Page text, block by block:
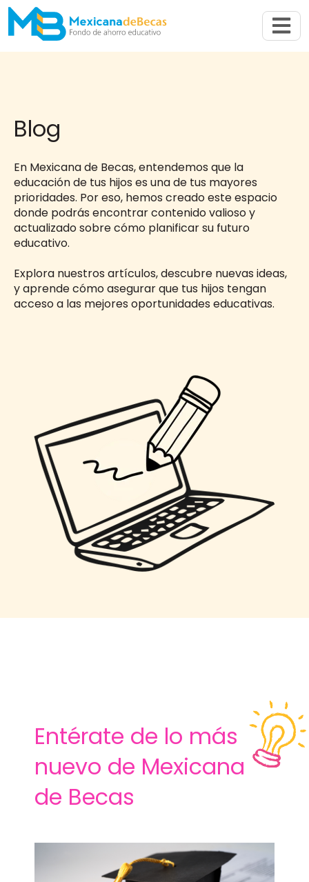
Abrir
Blog
En Mexicana de Becas, entendemos que la
educación de tus hijos es una de tus mayores
prioridades. Por eso, hemos creado este espacio
donde podrás encontrar contenido valioso y
actualizado sobre cómo planificar su futuro
educativo.
Explora nuestros artículos, descubre nuevas ideas,
y aprende cómo asegurar que tus hijos tengan
acceso a las mejores oportunidades educativas.
Entérate de lo más
nuevo de Mexicana
de Becas